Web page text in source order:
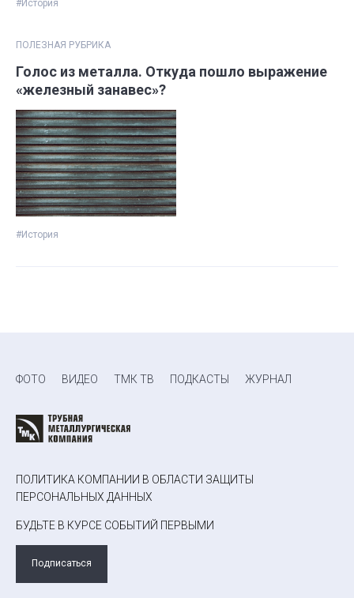
#История
ПОЛЕЗНАЯ РУБРИКА
Голос из металла. Откуда пошло выражение
«железный занавес»?
#История
ФОТО ВИДЕО ТМК ТВ ПОДКАСТЫ ЖУРНАЛ
ПОЛИТИКА КОМПАНИИ В ОБЛАСТИ ЗАЩИТЫ
ПЕРСОНАЛЬНЫХ ДАННЫХ
БУДЬТЕ В КУРСЕ СОБЫТИЙ ПЕРВЫМИ
Подписаться